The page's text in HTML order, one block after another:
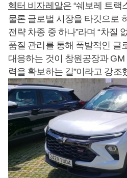
헥터 비자레알은 “쉐보레 트랙
물론 글로벌 시장을 타깃으로
전략 차종 중 하나”라며 “차질
품질 관리를 통해 폭발적인 글
대응하는 것이 창원공장과
력을 확보하는 길”이라고 강조